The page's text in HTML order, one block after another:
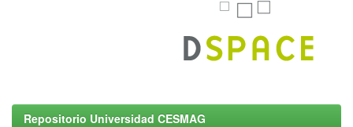
Repositorio Universidad CESMAG